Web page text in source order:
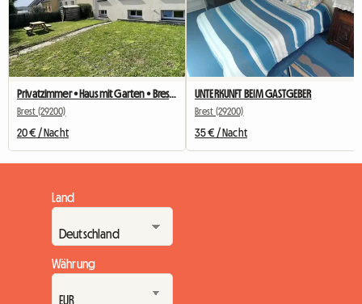
Privatzimmer • Haus mit Garten • Brest Quartier Europe
Brest (29200)
20 € / Nacht
UNTERKUNFT BEIM GASTGEBER
Brest (29200)
35 € / Nacht
Land
Währung